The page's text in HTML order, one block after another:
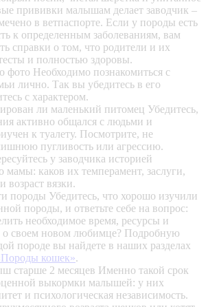
прививки малышам делает заводчик –
в ветпаспорте. Если у породы есть
к определенным заболеваниям, вам
справки о том, что родители и их
и полностью здоровы.
фото Необходимо познакомиться с
лично. Так вы убедитесь в его
с характером.
ли маленький питомец Убедитесь,
активно общался с людьми и
к туалету. Посмотрите, не
пугливость или агрессию.
у заводчика историей
мамы: каков их темперамент, заслуги,
возраст вязки.
породы Убедитесь, что хорошо изучили
породы, и ответьте себе на вопрос:
необходимое время, ресурсы и
о своем новом любимце? Подробную
породе вы найдете в наших разделах
кошек».
старше 2 месяцев Именно такой срок
выкормки малышей: у них
и психологическая независимость.